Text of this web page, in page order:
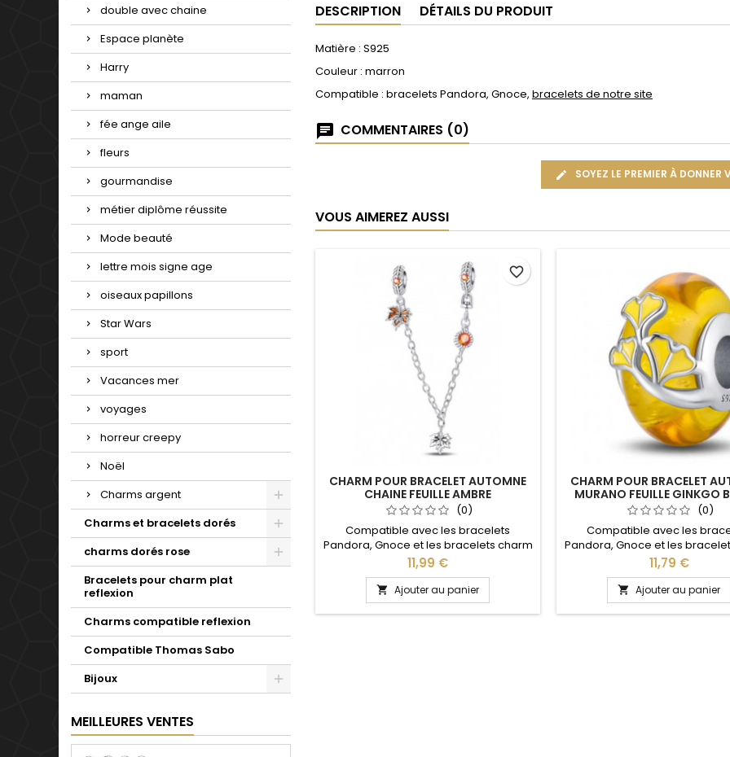
double avec chaine
Espace planète
Harry
maman
fée ange aile
fleurs
gourmandise
métier diplôme réussite
Mode beauté
lettre mois signe age
oiseaux papillons
Star Wars
sport
Vacances mer
voyages
horreur creepy
Noël
Charms argent
Charms et bracelets dorés
charms dorés rose
Bracelets pour charm plat
reflexion
Charms compatible reflexion
Compatible Thomas Sabo
Bijoux
MEILLEURES VENTES
DESCRIPTION DÉTAILS DU PRODUIT
Matière : S925
Couleur : marron
Compatible : bracelets Pandora, Gnoce, bracelets de notre site
COMMENTAIRES (0)
SOYEZ LE PREMIER À DONNER
VOUS AIMEREZ AUSSI
CHARM POUR BRACELET AUTOMNE
CHAINE FEUILLE AMBRE
(0)
Compatible avec les bracelets
Pandora, Gnoce et les bracelets charm
de notre site idéal pour : Noël, Saint
Valentin, anniversaire, cadeau, fête
Prix
11,99 €
 Ajouter au panier
favorite_border
CHARM POUR BRACELET
MURANO FEUILLE GINKGO
(0)
Compatible avec les
Pandora, Gnoce et les
de notre site idéal pour : Noël,
Valentin, anniversaire,
Prix
11,79 €
 Ajouter au panier